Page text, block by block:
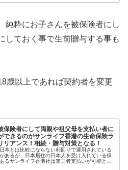
純粋にお子さんを被保険者にし
しておく事で生前贈与する事も
歳以上であれば契約者を変更
保険者にして両親や祖父母を支払い者に
できるのがサンライフ香港の生命保険ラ
リアンス！相続・贈与対策となる！
本とは比較にならない利回りで運用されている
あるが、日本居住の日本人を受け入れている保
るサンライフ香港社は第三者支払いが可能とな